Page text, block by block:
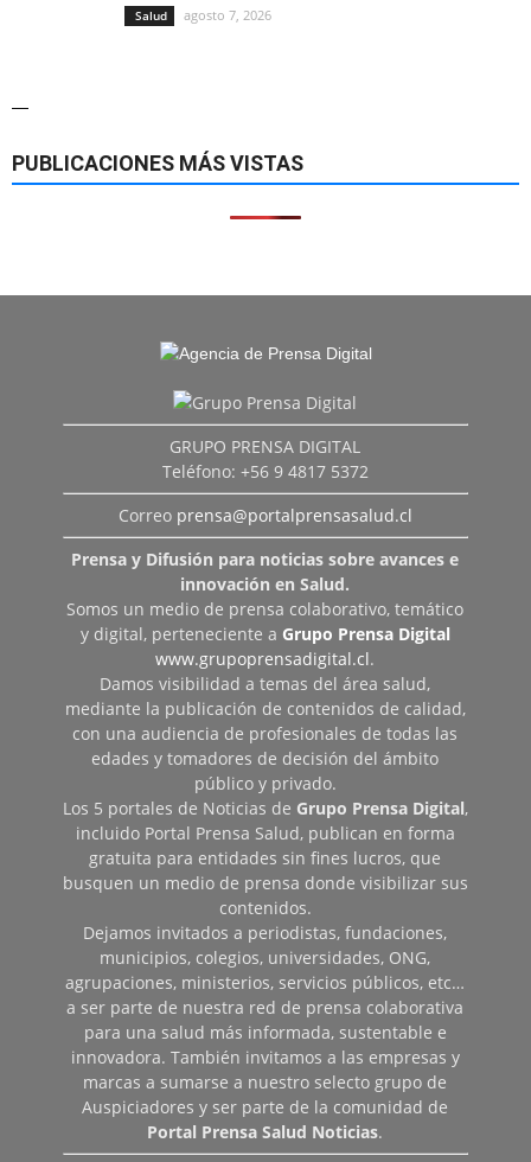
Salud agosto 7, 2026
—
PUBLICACIONES MÁS VISTAS
GRUPO PRENSA DIGITAL
Teléfono: +56 9 4817 5372
Correo prensa@portalprensasalud.cl
Prensa y Difusión para noticias sobre avances e
innovación en Salud.
Somos un medio de prensa colaborativo, temático
y digital, perteneciente a Grupo Prensa Digital
www.grupoprensadigital.cl.
Damos visibilidad a temas del área salud,
mediante la publicación de contenidos de calidad,
con una audiencia de profesionales de todas las
edades y tomadores de decisión del ámbito
público y privado.
Los 5 portales de Noticias de Grupo Prensa Digital,
incluido Portal Prensa Salud, publican en forma
gratuita para entidades sin fines lucros, que
busquen un medio de prensa donde visibilizar sus
contenidos.
Dejamos invitados a periodistas, fundaciones,
municipios, colegios, universidades, ONG,
agrupaciones, ministerios, servicios públicos, etc…
a ser parte de nuestra red de prensa colaborativa
para una salud más informada, sustentable e
innovadora. También invitamos a las empresas y
marcas a sumarse a nuestro selecto grupo de
Auspiciadores y ser parte de la comunidad de
Portal Prensa Salud Noticias.